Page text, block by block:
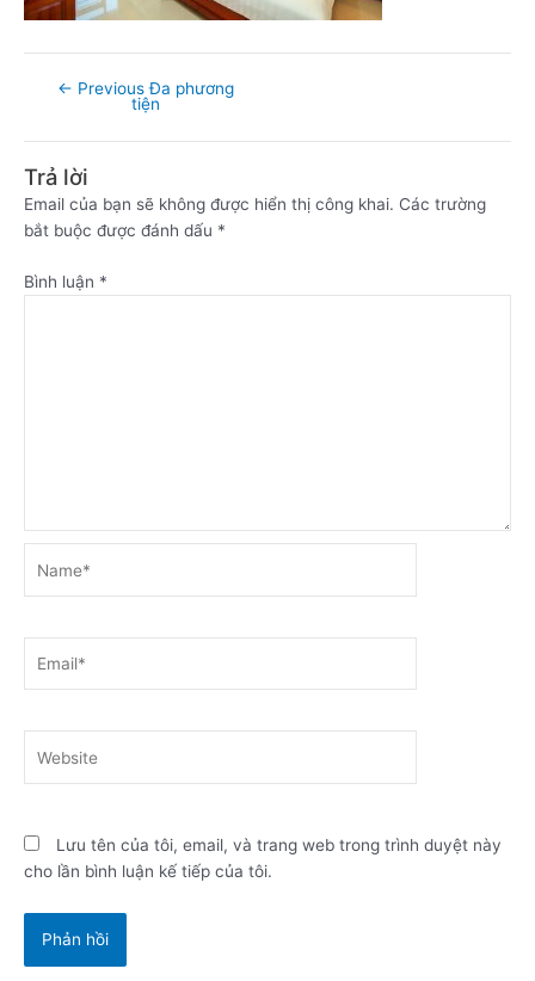
← Previous Đa phương
tiện
Trả lời
Email của bạn sẽ không được hiển thị công khai. Các trường
bắt buộc được đánh dấu *
Bình luận *
Lưu tên của tôi, email, và trang web trong trình duyệt này
cho lần bình luận kế tiếp của tôi.